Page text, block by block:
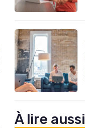
À lire aussi